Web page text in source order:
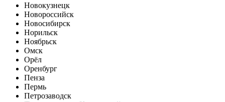
Новокузнецк
Новороссийск
Новосибирск
Норильск
Ноябрьск
Омск
Орёл
Оренбург
Пенза
Пермь
Петрозаводск